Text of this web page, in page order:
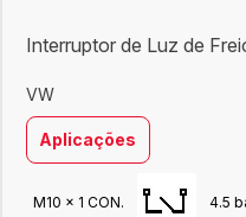
Interruptor de Luz de
VW
Aplicações
M10 x 1 CON. 4.5